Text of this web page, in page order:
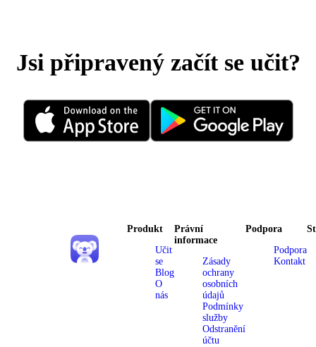
Jsi připravený začít se učit?
Produkt
Učit
se
Blog
O
nás
Právní
informace
Zásady
ochrany
osobních
údajů
Podmínky
služby
Odstranění
účtu
Podpora
Podpora
Kontakt